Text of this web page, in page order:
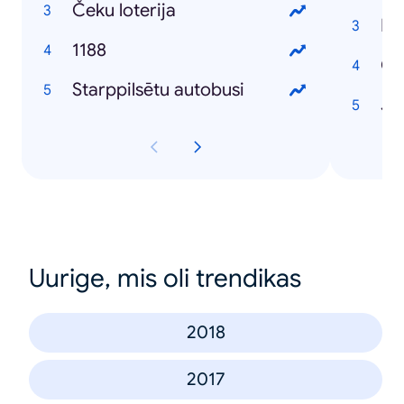
Čeku loterija
1188
Starppilsētu autobusi
Uurige, mis oli trendikas
2018
2017